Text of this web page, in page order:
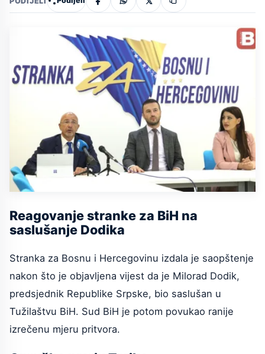
Reagovanje stranke za BiH na
saslušanje Dodika
Stranka za Bosnu i Hercegovinu izdala je saopštenje
nakon što je objavljena vijest da je Milorad Dodik,
predsjednik Republike Srpske, bio saslušan u
Tužilaštvu BiH. Sud BiH je potom povukao ranije
izrečenu mjeru pritvora.